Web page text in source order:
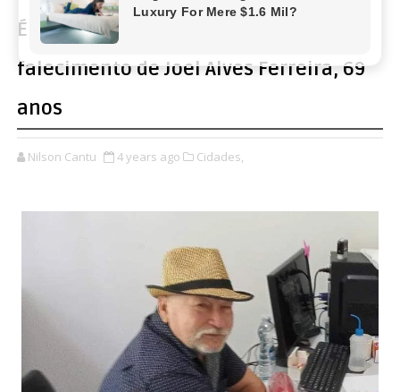
É com pesar que noticiamos o
falecimento de Joel Alves Ferreira, 69
anos
Nilson Cantu 4 years ago Cidades,